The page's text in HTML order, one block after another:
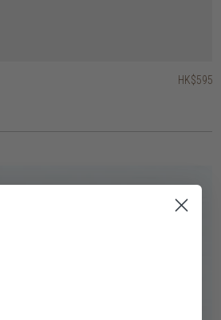
HK$595
HK$95
HK$295
HK$125
HK$95
HK$495
HK$495
HK$295
HK$225